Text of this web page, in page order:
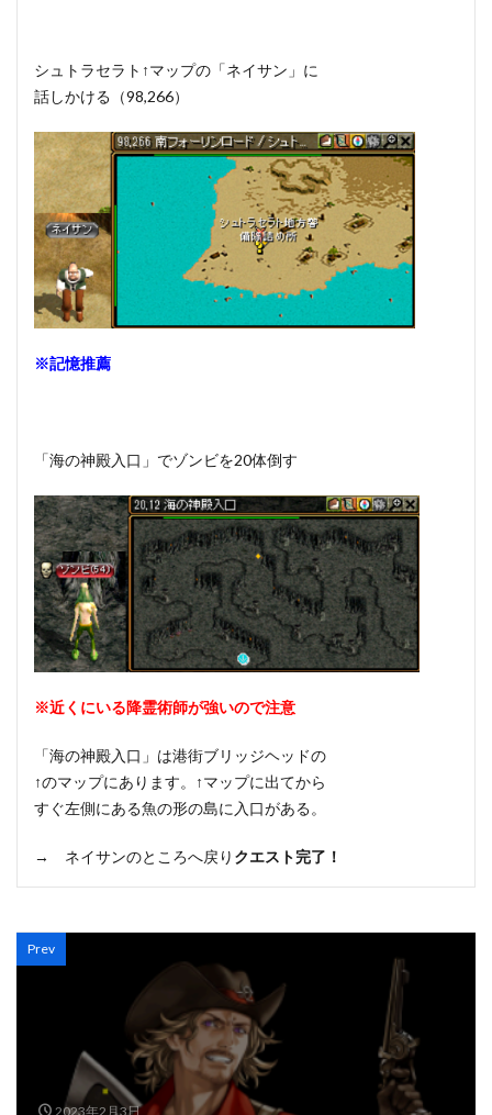
シュトラセラト↑マップの「ネイサン」に
話しかける（98,266）
※記憶推薦
「海の神殿入口」でゾンビを20体倒す
※近くにいる降霊術師が強いので注意
「海の神殿入口」は港街ブリッジヘッドの
↑のマップにあります。↑マップに出てから
すぐ左側にある魚の形の島に入口がある。
→ ネイサンのところへ戻り クエスト完了！
Prev
2023年2月3日